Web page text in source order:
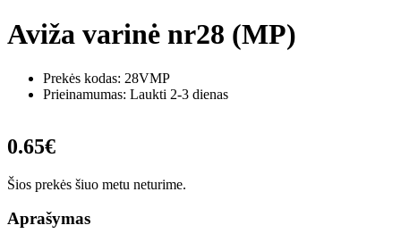
Aviža varinė nr28 (MP)
Prekės kodas: 28VMP
Prieinamumas: Laukti 2-3 dienas
0.65€
Šios prekės šiuo metu neturime.
Aprašymas